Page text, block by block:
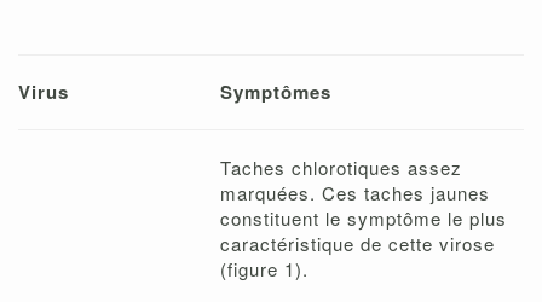
Virus Symptômes
Taches chlorotiques assez
marquées. Ces taches jaunes
constituent le symptôme le plus
caractéristique de cette virose
(figure 1).